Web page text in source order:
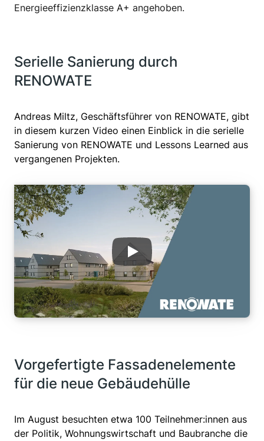
Energieeffizienzklasse A+ angehoben.
Serielle Sanierung durch
RENOWATE
Andreas Miltz, Geschäftsführer von RENOWATE, gibt
in diesem kurzen Video einen Einblick in die serielle
Sanierung von RENOWATE und Lessons Learned aus
vergangenen Projekten.
Vorgefertigte Fassadenelemente
für die neue Gebäudehülle
Im August besuchten etwa 100 Teilnehmer:innen aus
der Politik, Wohnungswirtschaft und Baubranche die